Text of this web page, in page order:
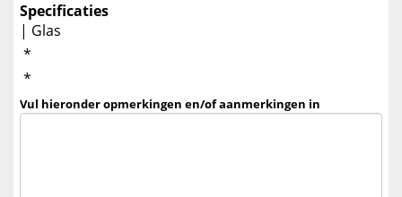
Specificaties
| Glas
*
*
Vul hieronder opmerkingen en/of aanmerkingen in